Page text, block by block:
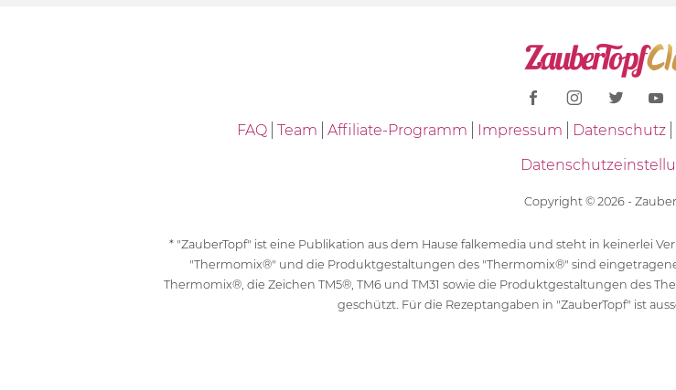
FAQ Team Affiliate-Programm Impressum Datenschutz
Copyright © 2026 -
* "ZauberTopf" ist eine Publikation aus dem Hause falkemedia und steht in keinerlei
"Thermomix®" und die Produktgestaltungen des "Thermomix®" sind
Thermomix®, die Zeichen TM5®, TM6 und TM31 sowie die Produktgestaltungen des
geschützt. Für die Rezeptangaben in "ZauberTopf" ist